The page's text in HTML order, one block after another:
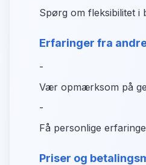
Spørg om fleksibilitet i
Erfaringer fra
-
Vær opmærksom på
-
Få personlige
Priser og